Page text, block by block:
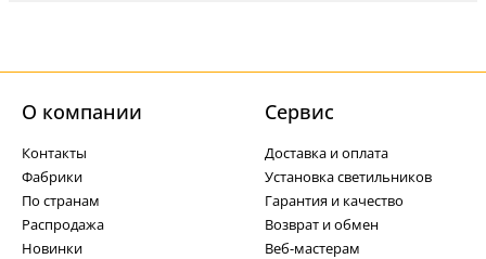
О компании
Контакты
Фабрики
По странам
Распродажа
Новинки
Cервис
Доставка и оплата
Установка светильников
Гарантия и качество
Возврат и обмен
Веб-мастерам